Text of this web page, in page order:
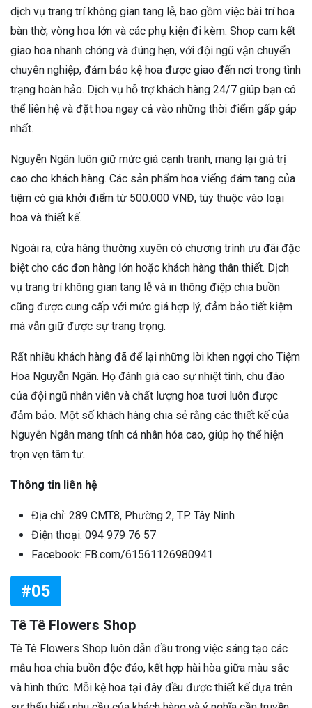
dịch vụ trang trí không gian tang lễ, bao gồm việc bài trí hoa
bàn thờ, vòng hoa lớn và các phụ kiện đi kèm. Shop cam kết
giao hoa nhanh chóng và đúng hẹn, với đội ngũ vận chuyển
chuyên nghiệp, đảm bảo kệ hoa được giao đến nơi trong tình
trạng hoàn hảo. Dịch vụ hỗ trợ khách hàng 24/7 giúp bạn có
thể liên hệ và đặt hoa ngay cả vào những thời điểm gấp gáp
nhất.
Nguyễn Ngân luôn giữ mức giá cạnh tranh, mang lại giá trị
cao cho khách hàng. Các sản phẩm hoa viếng đám tang của
tiệm có giá khởi điểm từ 500.000 VNĐ, tùy thuộc vào loại
hoa và thiết kế.
Ngoài ra, cửa hàng thường xuyên có chương trình ưu đãi đặc
biệt cho các đơn hàng lớn hoặc khách hàng thân thiết. Dịch
vụ trang trí không gian tang lễ và in thông điệp chia buồn
cũng được cung cấp với mức giá hợp lý, đảm bảo tiết kiệm
mà vẫn giữ được sự trang trọng.
Rất nhiều khách hàng đã để lại những lời khen ngợi cho Tiệm
Hoa Nguyễn Ngân. Họ đánh giá cao sự nhiệt tình, chu đáo
của đội ngũ nhân viên và chất lượng hoa tươi luôn được
đảm bảo. Một số khách hàng chia sẻ rằng các thiết kế của
Nguyễn Ngân mang tính cá nhân hóa cao, giúp họ thể hiện
trọn vẹn tâm tư.
Thông tin liên hệ
Địa chỉ: 289 CMT8, Phường 2, TP. Tây Ninh
Điện thoại: 094 979 76 57
Facebook: FB.com/61561126980941
#05
Tê Tê Flowers Shop
Tê Tê Flowers Shop luôn dẫn đầu trong việc sáng tạo các
mẫu hoa chia buồn độc đáo, kết hợp hài hòa giữa màu sắc
và hình thức. Mỗi kệ hoa tại đây đều được thiết kế dựa trên